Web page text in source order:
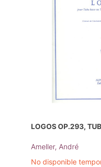
LOGOS OP.293,
Ameller, André
No disponible